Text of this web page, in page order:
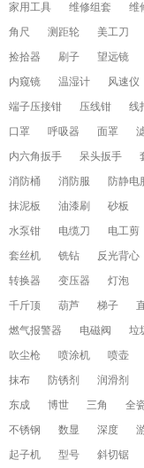
家用工具
维修组套 维
角尺
测距轮 美工刀
捡拾器
刷子 望远镜
内窥镜
温湿计 风速仪
端子压接钳
压线钳 线
口罩
呼吸器 面罩
内六角扳手
呆头扳手
消防桶
消防服 防静电
抹泥板
油漆刷 砂板
水泵钳
电缆刀 电工剪
套丝机
铣钻 反光背心
转换器
变压器 灯泡
千斤顶
葫芦 梯子
燃气报警器
电磁阀 垃
吹尘枪
喷涂机 喷壶
抹布
防锈剂 润滑剂
东成
博世 三角 全
不锈钢
数显 深度
起子机
型号 斜切锯